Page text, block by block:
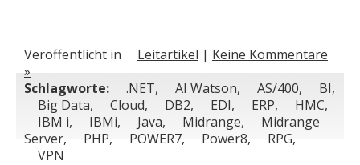
Veröffentlicht in Leitartikel | Keine Kommentare
»
Schlagworte:
.NET, AI Watson, AS/400, BI,
Big Data, Cloud, DB2, EDI, ERP, HMC,
IBM i, IBMi, Java, Midrange,
Midrange
Server, PHP, POWER7, Power8, RPG,
VPN